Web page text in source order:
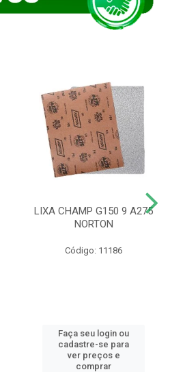
LIXA CHAMP G150 9 A275
NORTON
Código: 11186
Faça seu login ou
cadastre-se para
ver preços e
comprar